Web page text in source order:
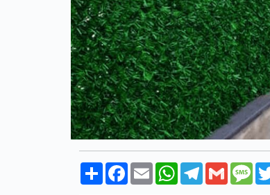
PaylaşFacebook
Email WhatsAppTelegram
Gmail